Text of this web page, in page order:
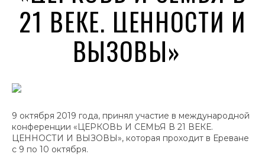
21 ВЕКЕ. ЦЕННОСТИ И
ВЫЗОВЫ»
9 октября 2019 года, принял участие в международной
конференции «ЦЕРКОВЬ И СЕМЬЯ В 21 ВЕКЕ.
ЦЕННОСТИ И ВЫЗОВЫ», которая проходит в Ереване
с 9 по 10 октября.